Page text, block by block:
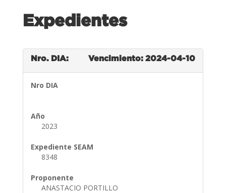
Expedientes
Nro. DIA: Vencimiento: 2024-04-10
Nro DIA
Año
2023
Expediente SEAM
8348
Proponente
ANASTACIO PORTILLO